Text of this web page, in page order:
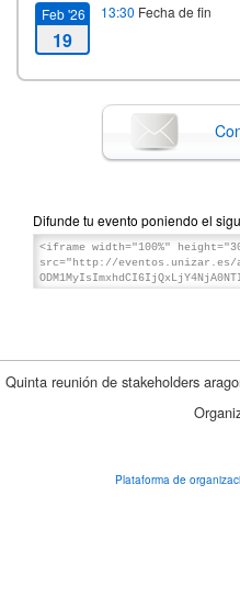
Feb '26
19
13:30 Fecha de fin
Difunde tu evento poniendo el
Quinta reunión de stakeholders
Plataforma de